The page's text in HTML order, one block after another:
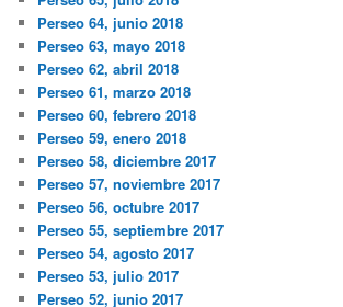
Perseo 64, junio 2018
Perseo 63, mayo 2018
Perseo 62, abril 2018
Perseo 61, marzo 2018
Perseo 60, febrero 2018
Perseo 59, enero 2018
Perseo 58, diciembre 2017
Perseo 57, noviembre 2017
Perseo 56, octubre 2017
Perseo 55, septiembre 2017
Perseo 54, agosto 2017
Perseo 53, julio 2017
Perseo 52, junio 2017